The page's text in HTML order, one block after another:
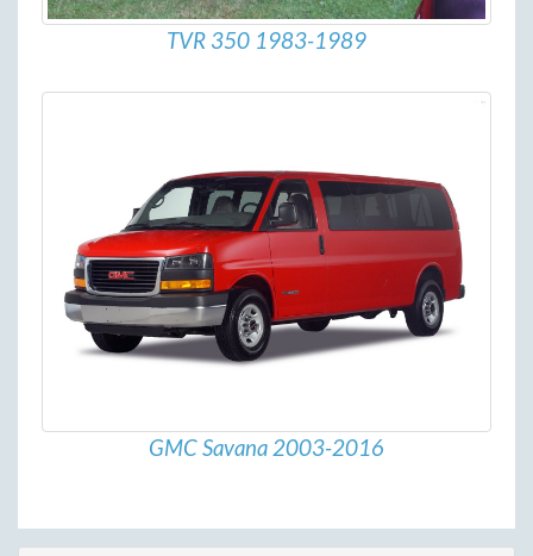
TVR 350 1983-1989
GMC Savana 2003-2016